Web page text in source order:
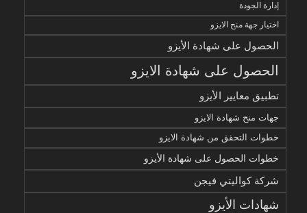
إدارة الجودة
اختيار جهة منح الايزو
الحصول على شهادة الأيزو
الحصول على شهادة الايزو
تطبيق معايير الأيزو
جهات منح شهادة الايزو
خطوات التحقق من شهادة الايزو
خطوات الحصول على شهادة الأيزو
شركة كواليتي فيجن
شهادات الأيزو